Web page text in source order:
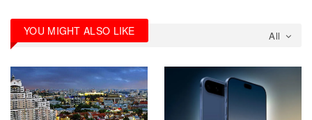
All
YOU MIGHT ALSO LIKE